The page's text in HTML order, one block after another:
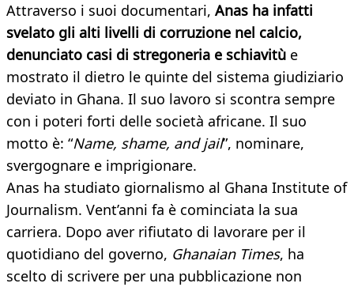
Attraverso i suoi documentari, Anas ha infatti
svelato gli alti livelli di corruzione nel calcio,
denunciato casi di stregoneria e schiavitù e
mostrato il dietro le quinte del sistema giudiziario
deviato in Ghana. Il suo lavoro si scontra sempre
con i poteri forti delle società africane. Il suo
motto è: “Name, shame, and jail”, nominare,
svergognare e imprigionare.
Anas ha studiato giornalismo al Ghana Institute of
Journalism. Vent’anni fa è cominciata la sua
carriera. Dopo aver rifiutato di lavorare per il
quotidiano del governo, Ghanaian Times, ha
scelto di scrivere per una pubblicazione non